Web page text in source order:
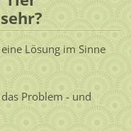
Lösung im Sinne
Problem - und